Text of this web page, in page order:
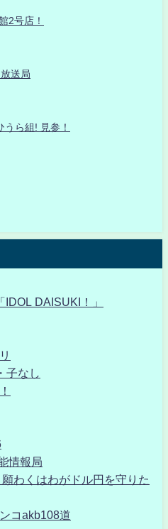
2号店！
送局
ら組! 見参！
IDOL DAISUKI！」
子なし
情報局
わくはわがドル円を守りた
コakb108道